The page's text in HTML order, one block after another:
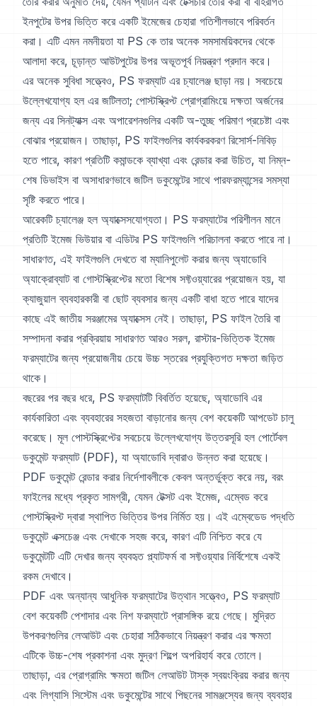
ইনপুটের উপর ভিত্তি করে একটি ইমেজের চেহারা গতিশীলভাবে পরিবর্তন
করা। এটি এমন নমনীয়তা যা PS কে তার অনেক সমসাময়িকদের থেকে
আলাদা করে, চূড়ান্ত আউটপুটের উপর অভূতপূর্ব নিয়ন্ত্রণ প্রদান করে।
এর অনেক সুবিধা সত্ত্বেও, PS ফরম্যাট এর চ্যালেঞ্জ ছাড়া নয়। সবচেয়ে
উল্লেখযোগ্য হল এর জটিলতা; পোস্টস্ক্রিপ্ট প্রোগ্রামিংয়ে দক্ষতা অর্জনের
জন্য এর সিনট্যাক্স এবং অপারেশনগুলির একটি অ-তুচ্ছ পরিমাণ প্রচেষ্টা এবং
বোঝার প্রয়োজন। তাছাড়া, PS ফাইলগুলির কার্যকরকরণ রিসোর্স-নিবিড়
হতে পারে, কারণ প্রতিটি কমান্ডকে ব্যাখ্যা এবং রেন্ডার করা উচিত, যা নিম্ন-
শেষ ডিভাইস বা অসাধারণভাবে জটিল ডকুমেন্টের সাথে পারফরম্যান্সের সমস্যা
সৃষ্টি করতে পারে।
আরেকটি চ্যালেঞ্জ হল অ্যাক্সেসযোগ্যতা। PS ফরম্যাটের পরিশীলন মানে
প্রতিটি ইমেজ ভিউয়ার বা এডিটর PS ফাইলগুলি পরিচালনা করতে পারে না।
সাধারণত, এই ফাইলগুলি দেখতে বা ম্যানিপুলেট করার জন্য অ্যাডোবি
অ্যাক্রোব্যাট বা গোস্টস্ক্রিপ্টের মতো বিশেষ সফ্টওয়্যারের প্রয়োজন হয়, যা
ক্যাজুয়াল ব্যবহারকারী বা ছোট ব্যবসার জন্য একটি বাধা হতে পারে যাদের
কাছে এই জাতীয় সরঞ্জামের অ্যাক্সেস নেই। তাছাড়া, PS ফাইল তৈরি বা
সম্পাদনা করার প্রক্রিয়ায় সাধারণত আরও সরল, রাস্টার-ভিত্তিক ইমেজ
ফরম্যাটের জন্য প্রয়োজনীয় চেয়ে উচ্চ স্তরের প্রযুক্তিগত দক্ষতা জড়িত
থাকে।
বছরের পর বছর ধরে, PS ফরম্যাটটি বিবর্তিত হয়েছে, অ্যাডোবি এর
কার্যকারিতা এবং ব্যবহারের সহজতা বাড়ানোর জন্য বেশ কয়েকটি আপডেট চালু
করেছে। মূল পোস্টস্ক্রিপ্টের সবচেয়ে উল্লেখযোগ্য উত্তরসূরি হল পোর্টেবল
ডকুমেন্ট ফরম্যাট (PDF), যা অ্যাডোবি দ্বারাও উন্নত করা হয়েছে।
PDF ডকুমেন্ট রেন্ডার করার নির্দেশাবলীকে কেবল অন্তর্ভুক্ত করে নয়, বরং
ফাইলের মধ্যে প্রকৃত সামগ্রী, যেমন টেক্সট এবং ইমেজ, এম্বেড করে
পোস্টস্ক্রিপ্ট দ্বারা স্থাপিত ভিত্তির উপর নির্মিত হয়। এই এম্বেডেড পদ্ধতি
ডকুমেন্ট এক্সচেঞ্জ এবং দেখাকে সহজ করে, কারণ এটি নিশ্চিত করে যে
ডকুমেন্টটি এটি দেখার জন্য ব্যবহৃত প্ল্যাটফর্ম বা সফ্টওয়্যার নির্বিশেষে একই
রকম দেখাবে।
PDF এবং অন্যান্য আধুনিক ফরম্যাটের উত্থান সত্ত্বেও, PS ফরম্যাট
বেশ কয়েকটি পেশাদার এবং নিশ ফরম্যাটে প্রাসঙ্গিক রয়ে গেছে। মুদ্রিত
উপকরণগুলির লেআউট এবং চেহারা সঠিকভাবে নিয়ন্ত্রণ করার এর ক্ষমতা
এটিকে উচ্চ-শেষ প্রকাশনা এবং মুদ্রণ শিল্পে অপরিহার্য করে তোলে।
তাছাড়া, এর প্রোগ্রামিং ক্ষমতা জটিল লেআউট টাস্ক স্বয়ংক্রিয় করার জন্য
এবং লিগ্যাসি সিস্টেম এবং ডকুমেন্টের সাথে পিছনের সামঞ্জস্যের জন্য ব্যবহার